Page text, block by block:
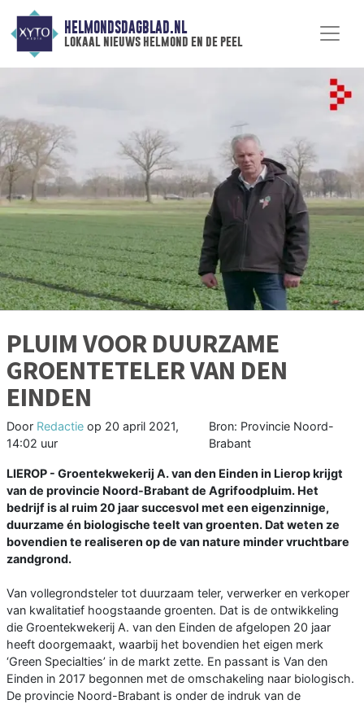
HELMONDSDAGBLAD.NL
lokaal nieuws helmond en de peel
PLUIM VOOR DUURZAME
GROENTETELER VAN DEN
EINDEN
Door Redactie op 20 april 2021,
14:02 uur
Bron: Provincie Noord-
Brabant
LIEROP - Groentekwekerij A. van den Einden in Lierop krijgt
van de provincie Noord-Brabant de Agrifoodpluim. Het
bedrijf is al ruim 20 jaar succesvol met een eigenzinnige,
duurzame én biologische teelt van groenten. Dat weten ze
bovendien te realiseren op de van nature minder vruchtbare
zandgrond.
Van vollegrondsteler tot duurzaam teler, verwerker en verkoper
van kwalitatief hoogstaande groenten. Dat is de ontwikkeling
die Groentekwekerij A. van den Einden de afgelopen 20 jaar
heeft doorgemaakt, waarbij het bovendien het eigen merk
‘Green Specialties’ in de markt zette. En passant is Van den
Einden in 2017 begonnen met de omschakeling naar biologisch.
De provincie Noord-Brabant is onder de indruk van de